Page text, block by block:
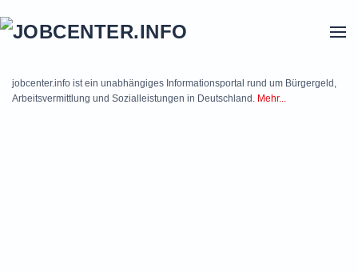
jobcenter.info ist ein unabhängiges Informationsportal rund um Bürgergeld,
Arbeitsvermittlung und Sozialleistungen in Deutschland. Mehr...